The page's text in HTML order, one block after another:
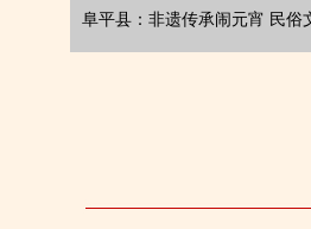
阜平县：非遗传承闹元宵 民俗